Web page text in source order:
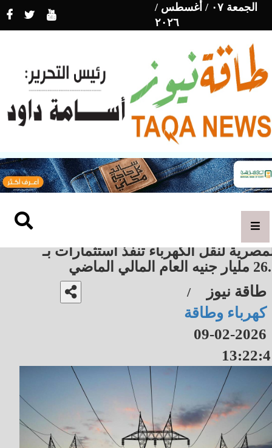
الجمعة ٠٧ / أغسطس /
٢٠٢٦
لنقل الكهرباء تنفذ استثمارات بـ
العام المالي الماضي
طاقة نيوز /
كهرباء وطاقة
2026-02-09